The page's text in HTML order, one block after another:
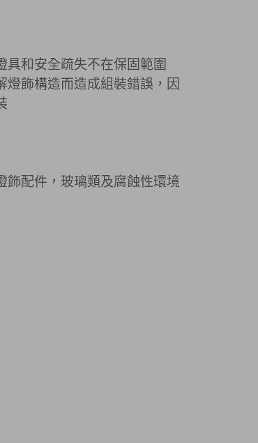
具和安全疏失不在保固範圍
燈飾構造而造成組裝錯誤，因
飾配件，玻璃類及腐蝕性環境